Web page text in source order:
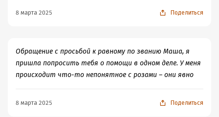
говорить о своих потребностях, быть самим собой
независимо от ожиданий и реакции окружающих
5. Я имею право говорить "да" или "нет", внутренне не
6. Я имею право делать ошибки и изменять свои точки
8 марта 2025 Поделиться
Обращение с просьбой к равному по званию Маша, я
пришла попросить тебя о помощи в одном деле. У меня
происходит что-то непонятное с розами – они явно
8 марта 2025 Поделиться